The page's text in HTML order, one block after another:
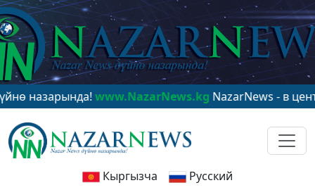
www.NazarNews.kgNazarNews - в центре
Кыргызча Русский